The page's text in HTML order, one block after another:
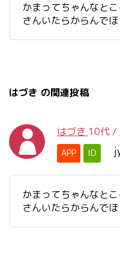
かまってちゃんなと
さんいたらからんで
はづき の関連投稿
はづき 10代 /
APP ID
かまってちゃんなと
さんいたらからんで